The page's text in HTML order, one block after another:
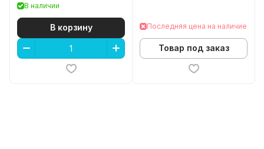
38/40/41mm (Black)
В наличии
В корзину Последняя цена на наличие
Товар под заказ